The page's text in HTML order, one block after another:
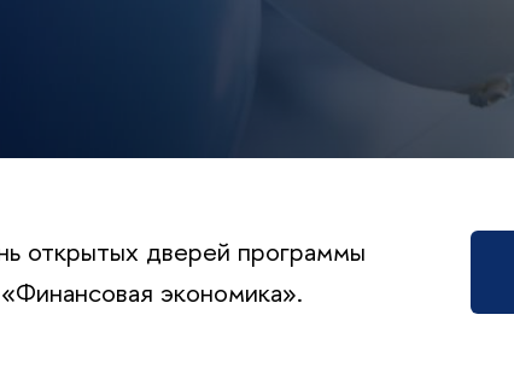
открытых дверей программы
экономика».